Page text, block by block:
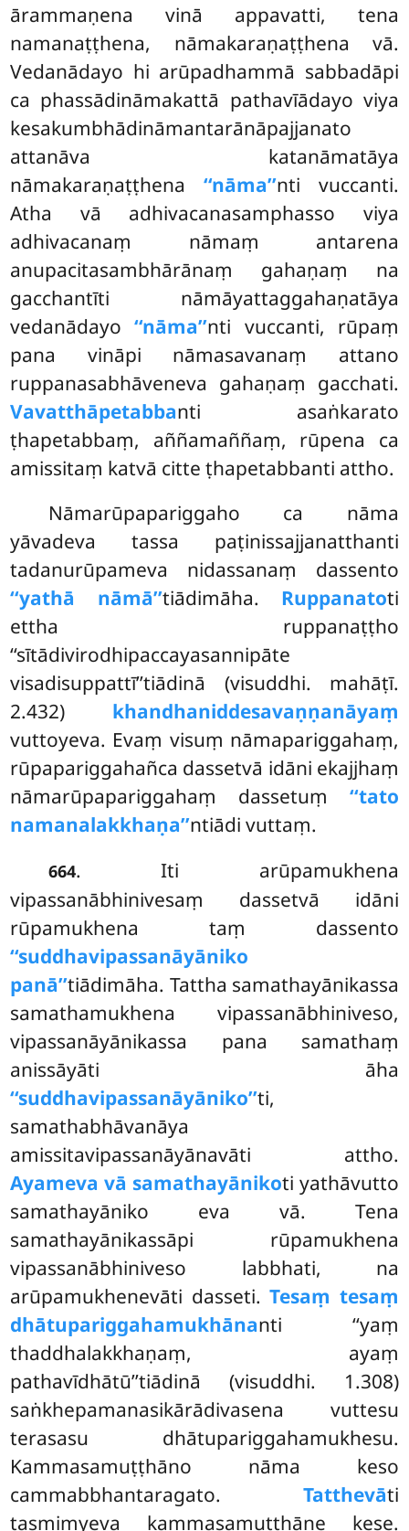
ārammaṇena vinā appavatti, tena
namanaṭṭhena, nāmakaraṇaṭṭhena vā.
Vedanādayo hi arūpadhammā sabbadāpi
ca phassādināmakattā pathavīādayo viya
kesakumbhādināmantarānāpajjanato
attanāva katanāmatāya
nāmakaraṇaṭṭhena ‘‘nāma’’nti vuccanti.
Atha vā adhivacanasamphasso viya
adhivacanaṃ nāmaṃ antarena
anupacitasambhārānaṃ gahaṇaṃ na
gacchantīti nāmāyattaggahaṇatāya
vedanādayo‘‘nāma’’nti vuccanti, rūpaṃ
pana vināpi nāmasavanaṃ attano
ruppanasabhāveneva gahaṇaṃ gacchati.
Vavatthāpetabbanti asaṅkarato
ṭhapetabbaṃ, aññamaññaṃ, rūpena ca
amissitaṃ katvā citte ṭhapetabbanti attho.
Nāmarūpapariggaho ca nāma
yāvadeva tassa paṭinissajjanatthanti
tadanurūpameva nidassanaṃ dassento
‘‘yathā nāmā’’tiādimāha. Ruppanatoti
ettha ruppanaṭṭho
‘‘sītādivirodhipaccayasannipāte
visadisuppattī’’tiādinā (visuddhi. mahāṭī.
2.432) khandhaniddesavaṇṇanāyaṃ
vuttoyeva. Evaṃ visuṃ nāmapariggahaṃ,
rūpapariggahañca dassetvā idāni ekajjhaṃ
nāmarūpapariggahaṃ dassetuṃ ‘‘tato
namanalakkhaṇa’’ntiādi vuttaṃ.
664. Iti arūpamukhena
vipassanābhinivesaṃ dassetvā idāni
rūpamukhena taṃ dassento
‘‘suddhavipassanāyāniko
panā’’tiādimāha. Tattha samathayānikassa
samathamukhena vipassanābhiniveso,
vipassanāyānikassa pana samathaṃ
anissāyāti āha
‘‘suddhavipassanāyāniko’’ti,
samathabhāvanāya
amissitavipassanāyānavāti attho.
Ayameva vā samathayānikoti yathāvutto
samathayāniko eva vā. Tena
samathayānikassāpi rūpamukhena
vipassanābhiniveso labbhati, na
arūpamukhenevāti dasseti.Tesaṃ tesaṃ
dhātupariggahamukhānanti ‘‘yaṃ
thaddhalakkhaṇaṃ, ayaṃ
pathavīdhātū’’tiādinā (visuddhi. 1.308)
saṅkhepamanasikārādivasena vuttesu
terasasu dhātupariggahamukhesu.
Kammasamuṭṭhāno nāma keso
cammabbhantaragato. Tatthevāti
tasmiṃyeva kammasamuṭṭhāne kese.